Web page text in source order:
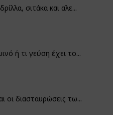
σιτάκα και αλε...
ή τι γεύση έχει το...
οι διασταυρώσεις τω...